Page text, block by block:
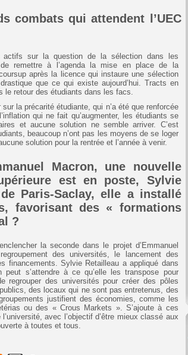
combats qui attendent l’UEC
actifs sur la question de la sélection dans les
remettre à l’agenda la mise en place de la
après la licence qui instaure une sélection
que ce qui existe aujourd’hui. Tracts en
le retour des étudiants dans les facs.
la précarité étudiante, qui n’a été que renforcée
qui ne fait qu’augmenter, les étudiants se
et aucune solution ne semble arriver. C’est
beaucoup n’ont pas les moyens de se loger
solution pour la rentrée et l’année à venir.
Macron, une nouvelle
est en poste, Sylvie
Paris-Saclay, elle a installé
favorisant des « formations
?
la seconde dans le projet d’Emmanuel
des universités, le lancement des
financements. Sylvie Retailleau a appliqué dans
s’attendre à ce qu’elle les transpose pour
regrouper des universités pour créer des pôles
des locaux qui ne sont pas entretenus, des
justifient des économies, comme les
ou des « Crous Markets ». S’ajoute à ces
avec l’objectif d’être mieux classé aux
à toutes et tous.